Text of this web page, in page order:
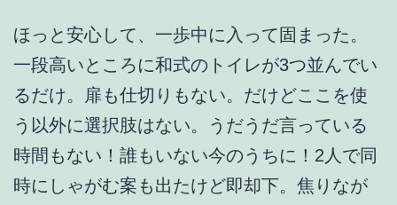
ほっと安心して、一歩中に入って固まった。
一段高いところに和式のトイレが3つ並んでい
るだけ。扉も仕切りもない。だけどここを使
う以外に選択肢はない。うだうだ言っている
時間もない！誰もいない今のうちに！2人で同
時にしゃがむ案も出たけど即却下。焦りなが